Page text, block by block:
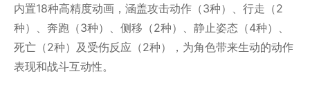
内置18种高精度动画，涵盖攻击动作（3种）、行走（2
种）、奔跑（3种）、侧移（2种）、静止姿态（4种）、
死亡（2种）及受伤反应（2种），为角色带来生动的动作
表现和战斗互动性。